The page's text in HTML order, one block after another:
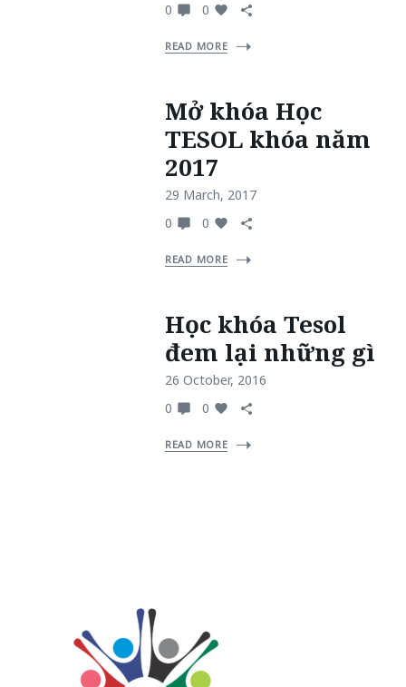
0
0
READ MORE
Mở khóa Học
TESOL khóa năm
2017
29 March, 2017
0
0
READ MORE
Học khóa Tesol
đem lại những gì
26 October, 2016
0
0
READ MORE